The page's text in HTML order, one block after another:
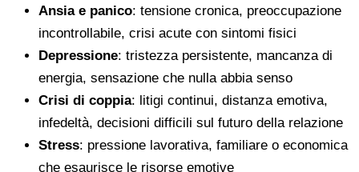
Ansia e panico: tensione cronica, preoccupazione
incontrollabile, crisi acute con sintomi fisici
Depressione: tristezza persistente, mancanza di
energia, sensazione che nulla abbia senso
Crisi di coppia: litigi continui, distanza emotiva,
infedeltà, decisioni difficili sul futuro della relazione
Stress: pressione lavorativa, familiare o economica
che esaurisce le risorse emotive